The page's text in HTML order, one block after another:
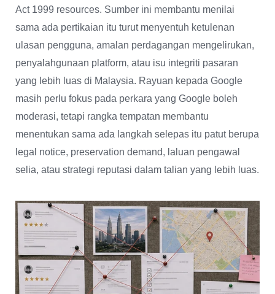
Act 1999 resources. Sumber ini membantu menilai
sama ada pertikaian itu turut menyentuh ketulenan
ulasan pengguna, amalan perdagangan mengelirukan,
penyalahgunaan platform, atau isu integriti pasaran
yang lebih luas di Malaysia. Rayuan kepada Google
masih perlu fokus pada perkara yang Google boleh
moderasi, tetapi rangka tempatan membantu
menentukan sama ada langkah selepas itu patut berupa
legal notice, preservation demand, laluan pengawal
selia, atau strategi reputasi dalam talian yang lebih luas.